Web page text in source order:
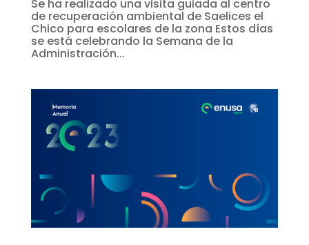
Se ha realizado una visita guiada al centro
de recuperación ambiental de Saelices el
Chico para escolares de la zona Estos días
se está celebrando la Semana de la
Administración...